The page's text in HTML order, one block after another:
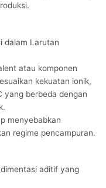
dalam Larutan
atau komponen
kekuatan ionik,
yang berbeda dengan
menyebabkan
regime pencampuran.
aditif yang